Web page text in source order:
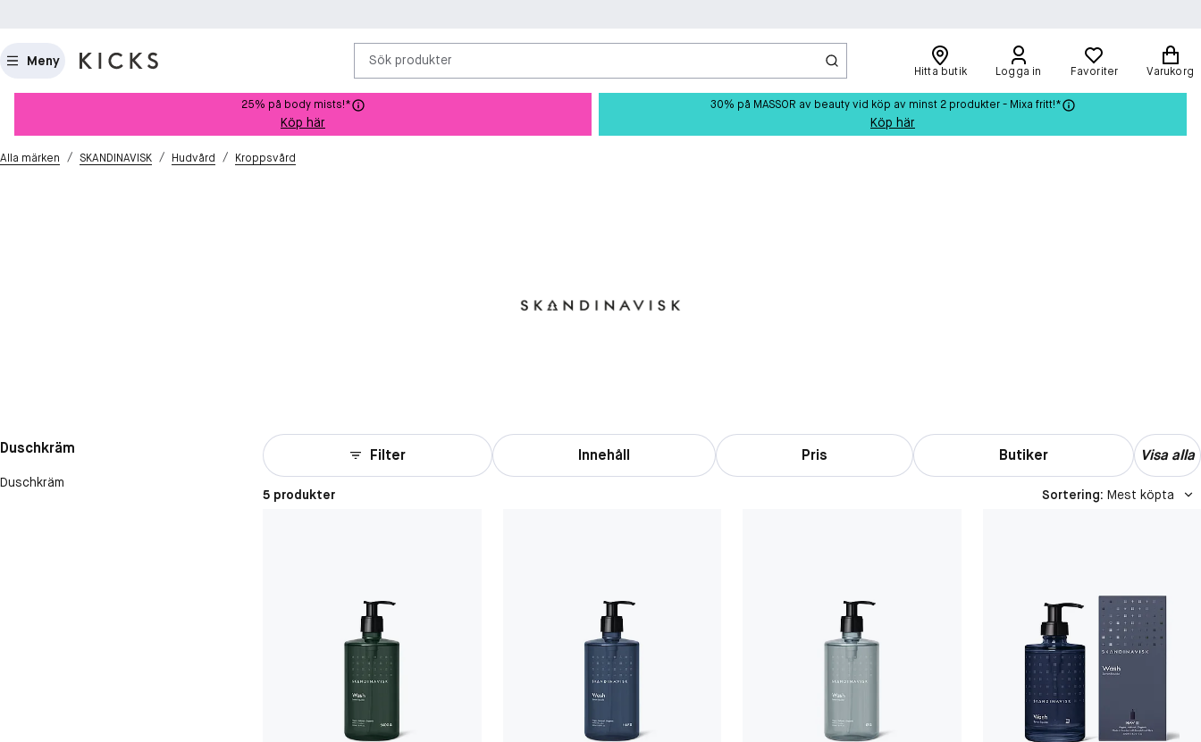
Meny Sök produkter
Hitta butik Logga in Favoriter Varukorg
25% på body mists!*
Köp här
30% på MASSOR av beauty vid köp av minst 2 produkter - Mixa fritt!*
Köp här
Alla märken / SKANDINAVISK / Hudvård / Kroppsvård
Duschkräm
Duschkräm
Filter Innehåll Pris Butiker Visa alla
5 produkter Sortering: Mest köpta